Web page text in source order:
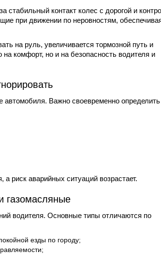
стабильный контакт колес с дорогой и
при движении по неровностям,
на руль, увеличивается тормозной путь и
комфорт, но и на безопасность водителя и
автомобиля. Важно своевременно определить
а риск аварийных ситуаций возрастает.
газомасляные
водителя. Основные типы отличаются по
езды по городу;